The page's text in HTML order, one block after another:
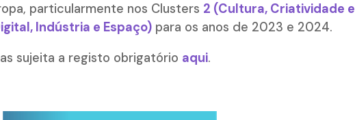
particularmente nos Clusters 2 (Cultura, Criatividade e
Indústria e Espaço) para os anos de 2023 e 2024.
sujeita a registo obrigatório aqui.